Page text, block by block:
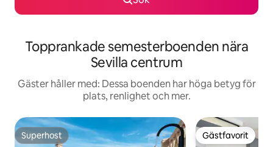
Topprankade semesterboenden nära
Sevilla centrum
Gäster håller med: Dessa boenden har höga betyg för
plats, renlighet och mer.
Superhost
Superhost Gästfavorit
Gästfavorit